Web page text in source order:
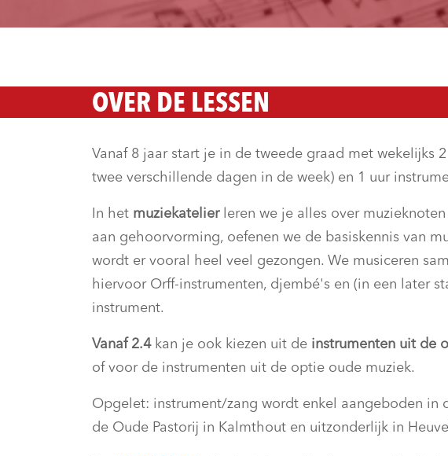
OVER DE LESSEN
Vanaf 8 jaar start je in de tweede graad met wekelijks
twee verschillende dagen in de week) en 1 uur
In het muziekatelierleren we je alles over
aan gehoorvorming, oefenen we de basiskennis van
wordt er vooral heel veel gezongen. We musiceren
hiervoor Orff-instrumenten, djembé's en (in een later
instrument.
Vanaf 2.4kan je ook kiezen uit de instrumenten uit de
of voor de instrumenten uit de optie oude muziek.
Opgelet: instrument/zang wordt enkel aangeboden in
de Oude Pastorij in Kalmthout en uitzonderlijk in